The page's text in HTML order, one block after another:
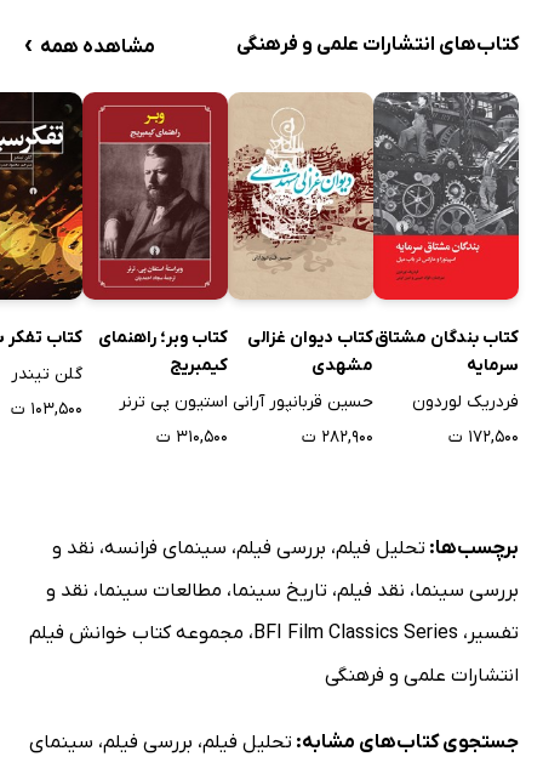
کتاب‌های انتشارات علمی و فرهنگی مشاهده همه ›
کتاب بندگان مشتاق
سرمایه
فردریک لوردون
۱۷۲,۵۰۰ ت
کتاب دیوان غزالی
مشهدی
حسین قربانپور آرانی
۲۸۲,۹۰۰ ت
کتاب وبر؛ راهنمای
کیمبریج
استیون پی ترنر
۳۱۰,۵۰۰ ت
کتاب
گلن تیندر
۱۰۳,۵۰۰ ت
برچسب‌ها: تحلیل فیلم، بررسی فیلم، سینمای فرانسه، نقد و
بررسی سینما، نقد فیلم، تاریخ سینما، مطالعات سینما، نقد و
تفسیر ، BFI Film Classics Series، مجموعه کتاب خوانش فیلم
انتشارات علمی و فرهنگی
جستجوی کتاب‌های مشابه: تحلیل فیلم، بررسی فیلم، سینمای